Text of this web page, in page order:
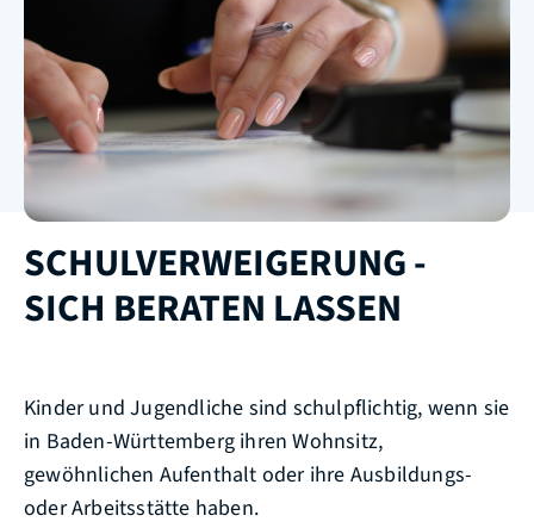
SCHULVERWEIGERUNG -
SICH BERATEN LASSEN
Kinder und Jugendliche sind schulpflichtig, wenn sie
in Baden-Württemberg ihren Wohnsitz,
gewöhnlichen Aufenthalt oder ihre Ausbildungs-
oder Arbeitsstätte haben.